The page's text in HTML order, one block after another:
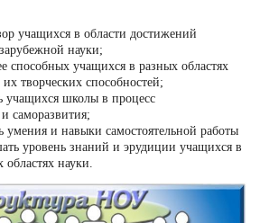
учащихся в области достижений
науки;
способных учащихся в разных областях
творческих способностей;
учащихся школы в процесс
саморазвития;
умения и навыки самостоятельной работы
уровень знаний и эрудиции учащихся в
науки.